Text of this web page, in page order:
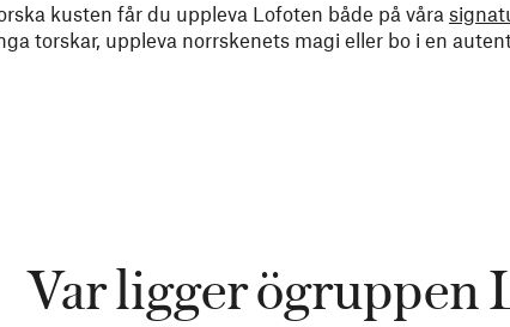
kusten får du uppleva Lofoten både på våra
torskar, uppleva norrskenets magi eller bo i en
Var ligger ögruppen